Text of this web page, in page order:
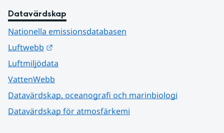
Datavärdskap
Nationella emissionsdatabasen
Luftwebb
Luftmiljödata
VattenWebb
Datavärdskap, oceanografi och marinbiologi
Datavärdskap för atmosfärkemi